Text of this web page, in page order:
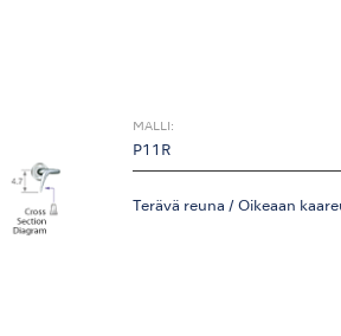
MALLI:
P11R
Terävä reuna / Oikeaan